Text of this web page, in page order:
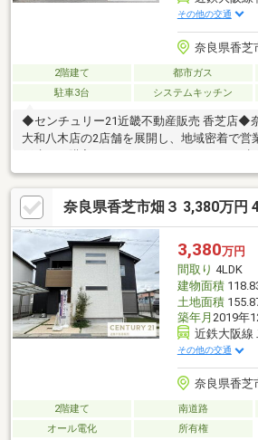
その他の交通
奈良県香芝
2階建て 都市ガス
駐車3台
システムキッチン
◆センチュリー21近畿不動産販売 香芝店◆
大和八木店の2店舗を展開し、地域密着で営
ンニングにも対応し、ご入居後の暮らしに
をサポートいたします。センチュリー21の
を活かし、ご購入後のアフターサービスまで
だけるようサポートいたします。◆住まい
ら何でもお気軽にご相談ください◆
奈良県香芝市畑３ 3,380万円
3,380万円
間取り 4LDK
建物面積
土地面積
築年月 2019年
近鉄大阪線
その他の交通
奈良県香芝
2階建て 南道路
オール電化
所有権